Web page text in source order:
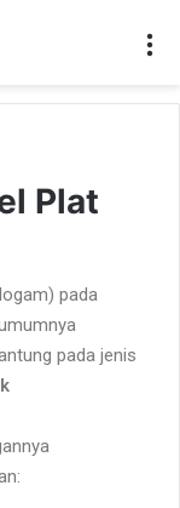
Plat
pada
pada jenis